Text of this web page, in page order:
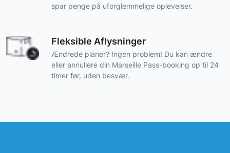
spar penge på uforglemmelige oplevelser.
Fleksible Aflysninger
Ændrede planer? Ingen problem! Du kan ændre
eller annullere din Marseille Pass-booking op til 24
timer før, uden besvær.